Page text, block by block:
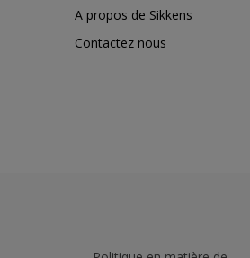
A propos de Sikkens
Contactez nous